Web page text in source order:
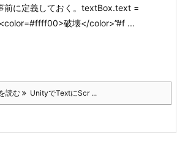
前に定義しておく。 textBox.text =
破壊</color>”#f ...
読む UnityでTextにScr ...